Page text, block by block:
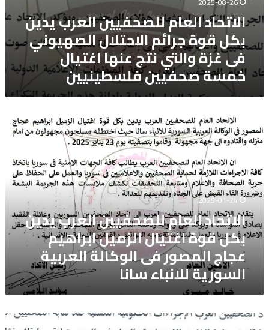
اغتيال
صحفيين
فلسطينيين
الاتحاد العام للصحفيين العرب يدين
بكل قوة جرائم الاحتلال الصهيوني
فى غزة والتي نتج عنها اغتيال
خمسة صحفيين فلسطينيين
العام
للصحفيين
يدين
بكل
قوة
اغتيال
الزميل
ابراهيم
المصور
العربية
للانباء
2025-01-24
الاتحاد العام للصحفيين العرب يدين
بكل قوة اغتيال الزميل ابراهيم
عجاج المصور فى الوكالة العربية
السورية للانباء سانا
الاتحاد